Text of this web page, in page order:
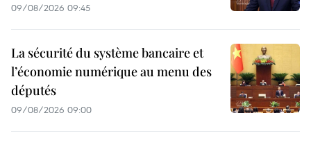
09/08/2026 09:45
La sécurité du système bancaire et
l’économie numérique au menu des
députés
09/08/2026 09:00